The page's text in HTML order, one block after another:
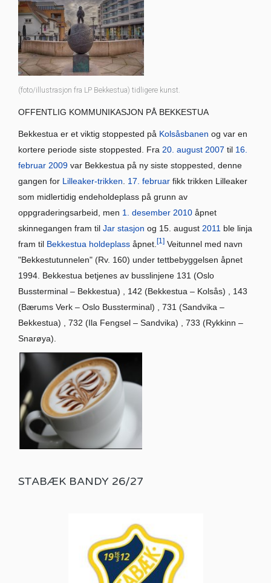
(foto/illustrasjon fra LP Bekkestua) tidligere kunst.
OFFENTLIG KOMMUNIKASJON PÅ BEKKESTUA
Bekkestua er et viktig stoppested på Kolsåsbanen og var en
kortere periode siste stoppested. Fra 20. august 2007 til 16.
februar 2009 var Bekkestua på ny siste stoppested, denne
gangen for Lilleaker-trikken 17. februar fikk trikken Lilleaker
som midlertidig endeholdeplass på grunn av
oppgraderingsarbeid, men 1. desember 2010 åpnet
skinnegangen fram til Jar stasjon og 15. august 2011 ble linja
fram til Bekkestua holdeplass åpnet. [1] Veitunnel med navn
"Bekkestutunnelen" (Rv. 160) under tettbebyggelsen åpnet
1994. Bekkestua betjenes av busslinjene 131 (Oslo
Bussterminal – Bekkestua) , 142 (Bekkestua – Kolsås) , 143
(Bærums Verk – Oslo Bussterminal) , 731 (Sandvika –
Bekkestua) , 732 (Ila Fengsel – Sandvika) , 733 (Rykkinn –
Snarøya).
STABÆK BANDY 26/27